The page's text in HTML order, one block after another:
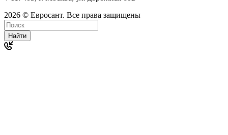
2026 © Евросант. Все права защищены
Найти